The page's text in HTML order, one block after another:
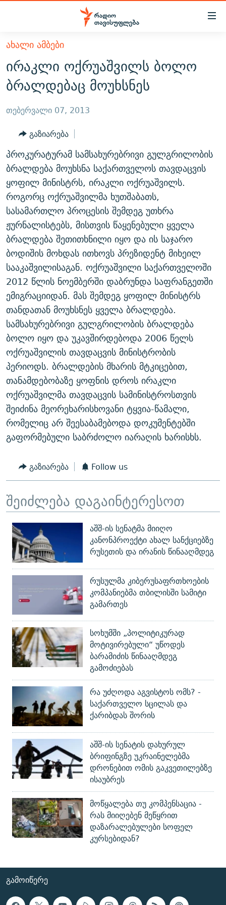
Accessibility
მთავარ
შინაარსზე
დაბრუნება
მთავარ
დაბრუნება
ძიებაზე
დაბრუნება
ᲐᲮᲐᲚᲘ ᲐᲛᲑᲔᲑᲘ
ᲗᲔᲛᲔᲑᲘ
ᲞᲝᲚᲘᲢᲘᲙᲐ
ᲔᲙᲝᲜᲝᲛᲘᲙᲐ
ᲡᲐᲖᲝᲒᲐᲓᲝᲔᲑᲐ
ᲡᲞᲝᲠᲢᲘ
ᲕᲘᲓᲔᲝ
ᲑᲚᲝᲒᲔᲑᲘ
ᲞᲝᲓᲙᲐᲡᲢᲔᲑᲘ
ᲜᲘᲙᲝᲡ ᲞᲝᲓᲙᲐᲡᲢᲘ
60 ᲓᲔᲪᲘᲑᲔᲚᲘ
ᲒᲐᲜᲙᲘᲗᲮᲕᲘᲡ ᲓᲦᲔ
ᲓᲘᲚᲘᲡ ᲡᲐᲣᲑᲠᲔᲑᲘ
ᲛᲝᲚᲐᲞᲐᲠᲐᲙᲔ ᲢᲔᲥᲡᲢᲔᲑᲘ
ᲨᲘᲜ - ᲣᲪᲮᲝᲔᲗᲨᲘ
ᲚᲘᲢᲔᲠᲐᲢᲣᲠᲣᲚᲘ ᲬᲐᲮᲜᲐᲒᲔᲑᲘ
ᲐᲛᲔᲠᲘᲙᲣᲚᲘ ᲛᲝᲗᲮᲠᲝᲑᲐ
ᲘᲛᲞᲔᲠᲘᲐ ᲓᲐ ᲠᲐᲓᲘᲝ
ᲗᲐᲕᲘᲡᲣᲤᲚᲔᲑᲘᲡ ᲛᲝᲜᲘᲢᲝᲠᲘ
ᲤᲔᲜᲝᲕᲐᲜᲘ - 2.10
ᲗᲥᲕᲔᲜᲘ ᲞᲣᲑᲚᲘᲙᲐᲪᲘᲔᲑᲘ
ᲞᲠᲝᲔᲥᲢᲔᲑᲘ
ᲣᲙᲠᲐᲘᲜᲐᲨᲘ ᲓᲐᲦᲣᲞᲣᲚᲘ ᲥᲐᲠᲗᲕᲔᲚᲘ ᲛᲔᲑᲠᲫᲝᲚᲔᲑᲘ - 2022
ᲓᲐᲛᲝᲣᲙᲘᲓᲔᲑᲚᲝᲑᲘᲡ 100 ᲬᲔᲚᲘ
ᲩᲔᲛᲘ ᲡᲘᲙᲕᲓᲘᲚᲘᲡ ᲛᲘᲖᲔᲖᲘᲐ COVID-19
11 ᲬᲔᲚᲘ - 11 ᲐᲛᲑᲐᲕᲘ
ᲡᲐᲞᲐᲠᲚᲐᲛᲔᲜᲢᲝ ᲐᲠᲩᲔᲕᲜᲔᲑᲘᲡ ᲘᲡᲢᲝᲠᲘᲐ
ᲑᲐᲕᲨᲕᲔᲑᲘ ᲞᲠᲝᲡᲢᲘᲢᲣᲪᲘᲐᲨᲘ - ᲐᲛᲝᲣᲗᲥᲛᲔᲚᲘ ᲐᲛᲑᲐᲕᲘ
5 ᲐᲛᲑᲐᲕᲘ - 20 ᲘᲕᲜᲘᲡᲡ ᲓᲐᲨᲐᲕᲔᲑᲣᲚᲔᲑᲘ
ᲐᲒᲕᲘᲡᲢᲝᲡ ᲝᲛᲘ
ПРИВЕТ ᲙᲣᲚᲢᲣᲠᲐ
ЭХО КАВКАЗА
ᲒᲐᲛᲝᲘᲬᲔᲠᲔ
რთე/რთ-ის ყველა საიტი
ᲐᲮᲐᲚᲘ ᲐᲛᲑᲔᲑᲘ
ირაკლი ოქრუაშვილს ბოლო
ბრალდებაც მოუხსნეს
თებერვალი 07, 2013
გაზიარება
პროკურატურამ სამსახურებრივი გულგრილობის
ბრალდება მოუხსნა საქართველოს თავდაცვის
ყოფილ მინისტრს, ირაკლი ოქრუაშვილს.
როგორც ოქრუაშვილმა ხუთშაბათს,
სასამართლო პროცესის შემდეგ უთხრა
ჟურნალისტებს, მისთვის წაყენებული ყველა
ბრალდება შეთითხნილი იყო და ის საჯარო
ბოდიშის მოხდას ითხოვს პრეზიდენტ მიხეილ
სააკაშვილისაგან. ოქრუაშვილი საქართველოში
2012 წლის ნოემბერში დაბრუნდა საფრანგეთში
ემიგრაციიდან. მას შემდეგ ყოფილ მინისტრს
თანდათან მოუხსნეს ყველა ბრალდება.
სამსახურებრივი გულგრილობის ბრალდება
ბოლო იყო და უკავშირდებოდა 2006 წელს
ოქრუაშვილის თავდაცვის მინისტრობის
პერიოდს. ბრალდების მხარის მტკიცებით,
თანამდებობაზე ყოფნის დროს ირაკლი
ოქრუაშვილმა თავდაცვის სამინისტროსთვის
შეიძინა მეორეხარისხოვანი ტყვია-წამალი,
რომელიც არ შეესაბამებოდა დოკუმენტებში
გაფორმებული საბრძოლო იარაღის ხარისხს.
გაზიარება Follow us
შეიძლება დაგაინტერესოთ
აშშ-ის სენატმა მიიღო
კანონპროექტი ახალ სანქციებზე
რუსეთის და ირანის წინააღმდეგ
რუსულმა კიბერუსაფრთხოების
კომპანიებმა თბილისში სამიტი
გამართეს
სოხუმში „პოლიტიკურად
მოტივირებული“ უწოდეს
ბარამიძის წინააღმდეგ
გამოძიებას
რა უძღოდა აგვისტოს ომს? -
საქართველო სცილას და
ქარიბდას შორის
აშშ-ის სენატის დახურულ
ბრიფინგზე უკრაინელებმა
დრონებით ომის გაკვეთილებზე
ისაუბრეს
მოწყალება თუ კომპენსაცია -
რას მიიღებენ მეწყრით
დაზარალებულები სოფელ
კურსებიდან?
ᲒᲐᲛᲝᲘᲬᲔᲠᲔ